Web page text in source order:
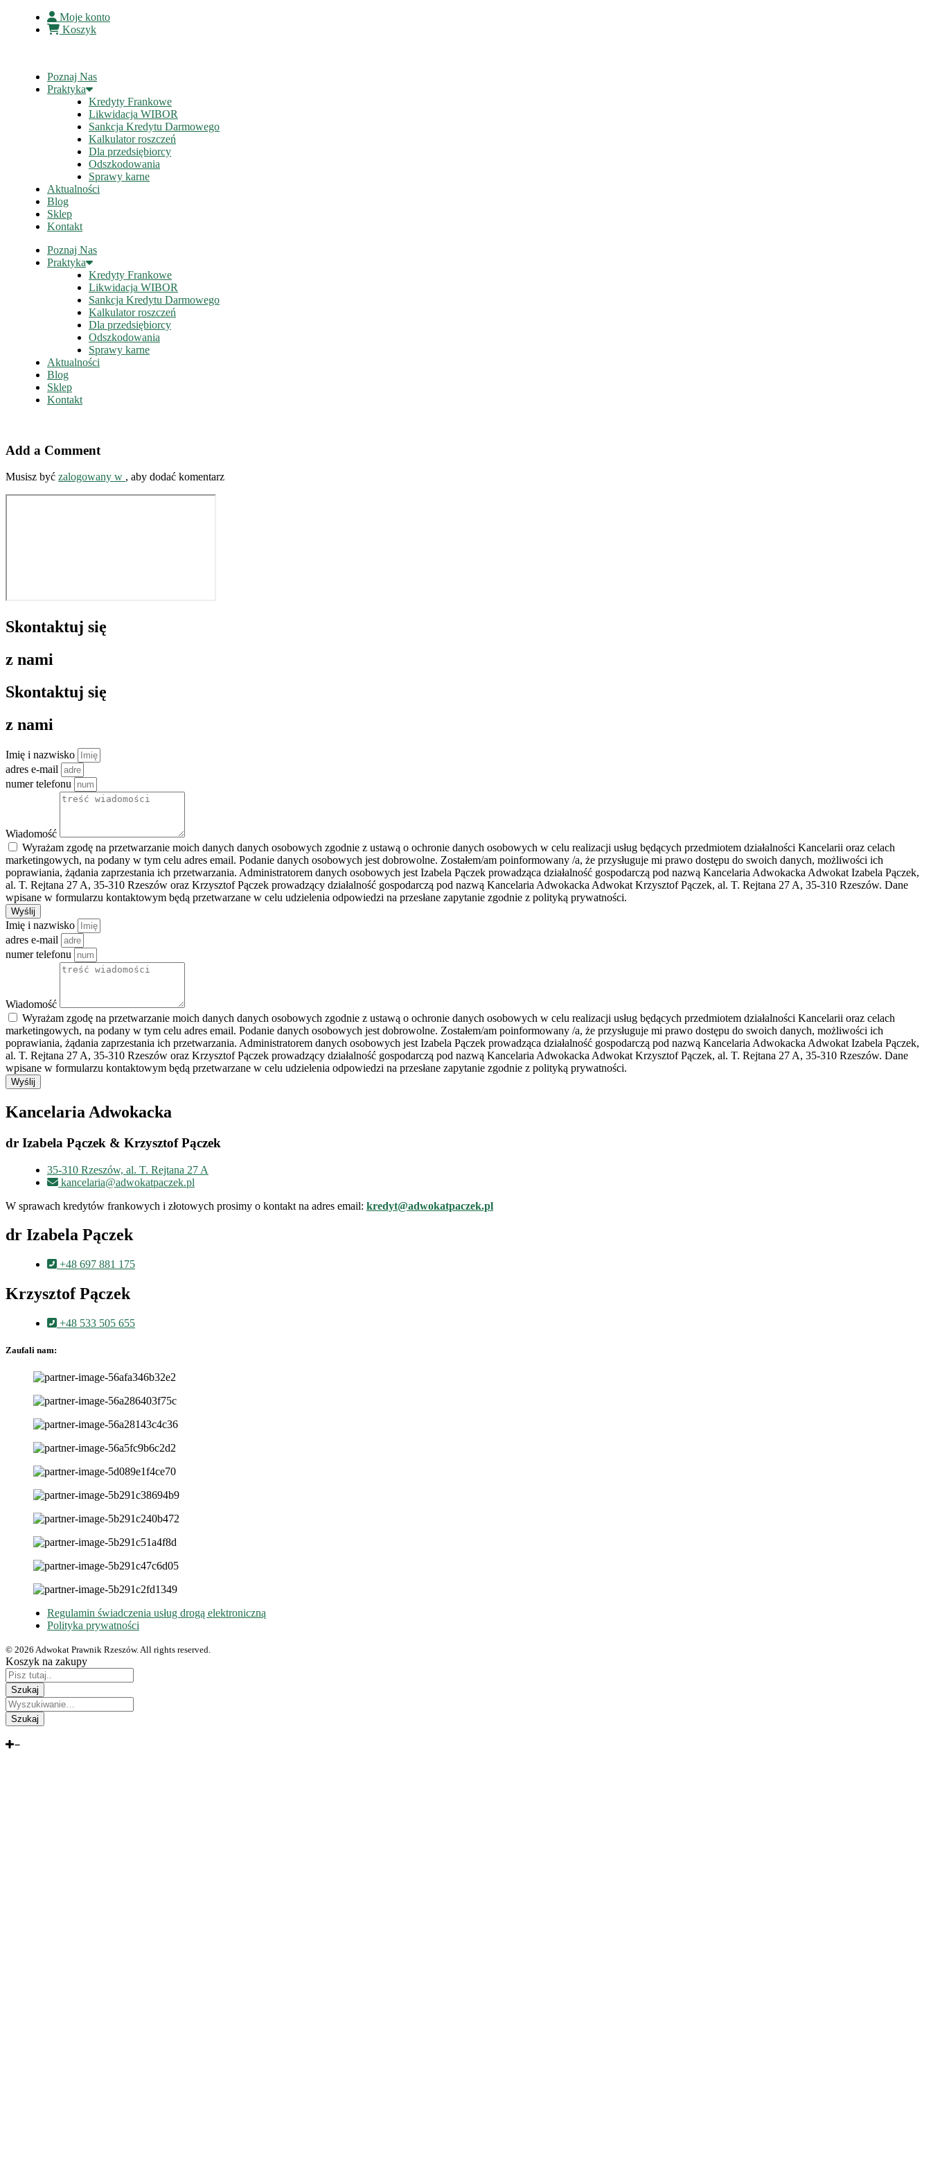
Moje konto
Koszyk
Poznaj Nas
Praktyka
Kredyty Frankowe
Likwidacja WIBOR
Sankcja Kredytu Darmowego
Kalkulator roszczeń
Dla przedsiębiorcy
Odszkodowania
Sprawy karne
Aktualności
Blog
Sklep
Kontakt
Poznaj Nas
Praktyka
Kredyty Frankowe
Likwidacja WIBOR
Sankcja Kredytu Darmowego
Kalkulator roszczeń
Dla przedsiębiorcy
Odszkodowania
Sprawy karne
Aktualności
Blog
Sklep
Kontakt
Add a Comment
Musisz być zalogowany w , aby dodać komentarz
Skontaktuj się
z nami
Skontaktuj się
z nami
Imię i nazwisko
adres e-mail
numer telefonu
Wiadomość
Wyrażam zgodę na przetwarzanie moich danych danych osobowych zgodnie z ustawą o ochronie danych osobowych w celu realizacji usług będących przedmiotem działalności Kancelarii oraz celach
marketingowych, na podany w tym celu adres email. Podanie danych osobowych jest dobrowolne. Zostałem/am poinformowany /a, że przysługuje mi prawo dostępu do swoich danych, możliwości ich
poprawiania, żądania zaprzestania ich przetwarzania. Administratorem danych osobowych jest Izabela Pączek prowadząca działalność gospodarczą pod nazwą Kancelaria Adwokacka Adwokat Izabela Pączek,
al. T. Rejtana 27 A, 35-310 Rzeszów oraz Krzysztof Pączek prowadzący działalność gospodarczą pod nazwą Kancelaria Adwokacka Adwokat Krzysztof Pączek, al. T. Rejtana 27 A, 35-310 Rzeszów. Dane
wpisane w formularzu kontaktowym będą przetwarzane w celu udzielenia odpowiedzi na przesłane zapytanie zgodnie z polityką prywatności.
Wyślij
Imię i nazwisko
adres e-mail
numer telefonu
Wiadomość
Wyrażam zgodę na przetwarzanie moich danych danych osobowych zgodnie z ustawą o ochronie danych osobowych w celu realizacji usług będących przedmiotem działalności Kancelarii oraz celach
marketingowych, na podany w tym celu adres email. Podanie danych osobowych jest dobrowolne. Zostałem/am poinformowany /a, że przysługuje mi prawo dostępu do swoich danych, możliwości ich
poprawiania, żądania zaprzestania ich przetwarzania. Administratorem danych osobowych jest Izabela Pączek prowadząca działalność gospodarczą pod nazwą Kancelaria Adwokacka Adwokat Izabela Pączek,
al. T. Rejtana 27 A, 35-310 Rzeszów oraz Krzysztof Pączek prowadzący działalność gospodarczą pod nazwą Kancelaria Adwokacka Adwokat Krzysztof Pączek, al. T. Rejtana 27 A, 35-310 Rzeszów. Dane
wpisane w formularzu kontaktowym będą przetwarzane w celu udzielenia odpowiedzi na przesłane zapytanie zgodnie z polityką prywatności.
Wyślij
Kancelaria Adwokacka
dr Izabela Pączek & Krzysztof Pączek
35-310 Rzeszów, al. T. Rejtana 27 A
kancelaria@adwokatpaczek.pl
W sprawach kredytów frankowych i złotowych prosimy o kontakt na adres email: kredyt@adwokatpaczek.pl
dr Izabela Pączek
+48 697 881 175
Krzysztof Pączek
+48 533 505 655
Zaufali nam:
Regulamin świadczenia usług drogą elektroniczną
Polityka prywatności
© 2026 Adwokat Prawnik Rzeszów. All rights reserved.
Koszyk na zakupy